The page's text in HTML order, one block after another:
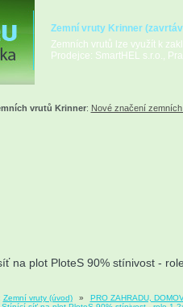
Zemní vruty Krinner
Zemních vrutů lze využít k
Prodejce: SmartHEL s.r.o.,
vrutů Krinner: Nové značení zemních
na plot PloteS 90% stínivost -
Zemní vruty (úvod) » PRO ZAHRADU,